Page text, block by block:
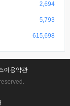
2,694
5,793
615,698
이용약관